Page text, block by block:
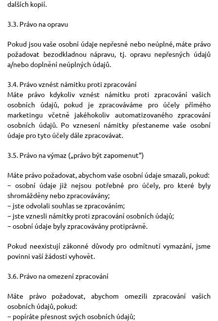
dalších kopií.
3.3. Právo na opravu
Pokud jsou vaše osobní údaje nepřesné nebo neúplné, máte právo
požadovat bezodkladnou nápravu, tj. opravu nepřesných údajů
a/nebo doplnění neúplných údajů.
3.4. Právo vznést námitku proti zpracování
Máte právo kdykoliv vznést námitku proti zpracování vašich
osobních údajů, pokud je zpracováváme pro účely přímého
marketingu včetně jakéhokoliv automatizovaného zpracování
osobních údajů. Po vznesení námitky přestaneme vaše osobní
údaje pro tyto účely dále zpracovávat.
3.5. Právo na výmaz („právo být zapomenut“)
Máte právo požadovat, abychom vaše osobní údaje smazali, pokud:
− osobní údaje již nejsou potřebné pro účely, pro které byly
shromážděny nebo zpracovávány;
− jste odvolali souhlas se zpracováním;
− jste vznesli námitky proti zpracování osobních údajů;
− osobní údaje byly zpracovávány protiprávně.
Pokud neexistují zákonné důvody pro odmítnutí vymazání, jsme
povinni vaší žádosti vyhovět.
3.6. Právo na omezení zpracování
Máte právo požadovat, abychom omezili zpracování vašich
osobních údajů, pokud:
− popíráte přesnost svých osobních údajů;